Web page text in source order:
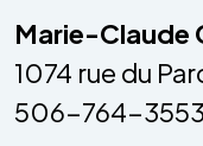
Marie-Claude
1074 rue du
506-764-3553